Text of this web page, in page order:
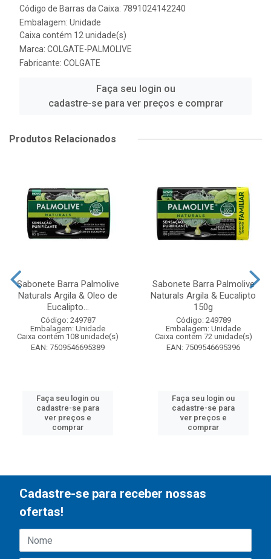
Código de Barras da Caixa: 7891024142240
Embalagem: Unidade
Caixa contém 12 unidade(s)
Marca: COLGATE-PALMOLIVE
Fabricante: COLGATE
Faça seu login ou
cadastre-se para ver preços e comprar
Produtos Relacionados
Sabonete Barra Palmolive
Naturals Argila & Oleo de
Eucalipto...
Código: 249787
Embalagem: Unidade
Caixa contém 108 unidade(s)
EAN: 7509546695389
Faça seu login ou
cadastre-se para
ver preços e
comprar
Sabonete Barra Palmolive
Naturals Argila & Eucalipto
150g
Código: 249789
Embalagem: Unidade
Caixa contém 72 unidade(s)
EAN: 7509546695396
Faça seu login ou
cadastre-se para
ver preços e
comprar
Cadastre-se para receber nossas
ofertas!